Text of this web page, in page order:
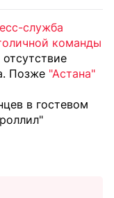
служба
команды
Позже "Астана"
в гостевом